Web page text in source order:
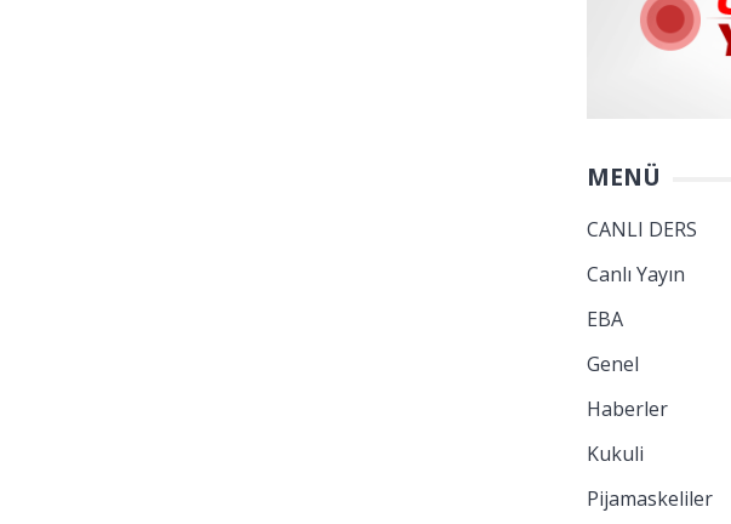
MENÜ
CANLI DERS
Canlı Yayın
EBA
Genel
Haberler
Kukuli
Pijamaskeliler